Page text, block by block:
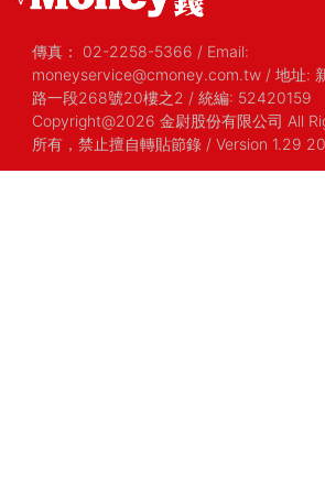
傳真： 02-2258-5366 / Email:
moneyservice@cmoney.com.tw / 地址:
路一段268號20樓之2 / 統編: 52420159
Copyright@2026 金尉股份有限公司 All
所有，禁止擅自轉貼節錄 / Version 1.29